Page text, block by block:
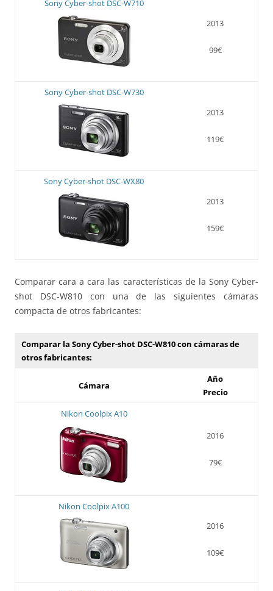
Sony Cyber-shot DSC-W710
2013
99€
Sony Cyber-shot DSC-W730
2013
119€
Sony Cyber-shot DSC-WX80
2013
159€
Comparar cara a cara las características de la Sony Cyber-
shot DSC-W810 con una de las siguientes cámaras
compacta de otros fabricantes:
Comparar la Sony Cyber-shot DSC-W810 con cámaras de
otros fabricantes:
Cámara
Año
Precio
Nikon Coolpix A10
2016
79€
Nikon Coolpix A100
2016
109€